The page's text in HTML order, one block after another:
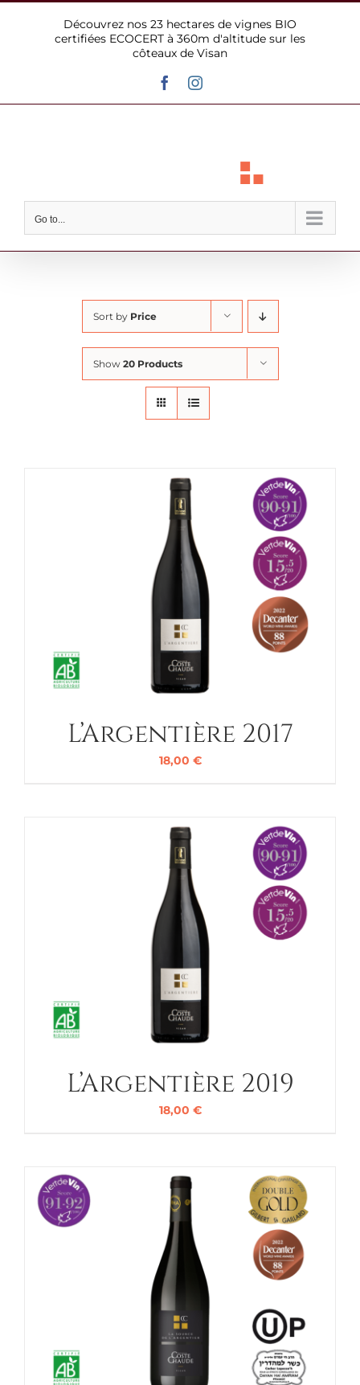
Découvrez nos 23 hectares de vignes BIO
certifiées ECOCERT à 360m d'altitude sur les
côteaux de Visan
FacebookInstagram
Go to...
Sort by Price
Show 20 Products
L’Argentière 2017
18,00 €
L’Argentière 2019
18,00 €